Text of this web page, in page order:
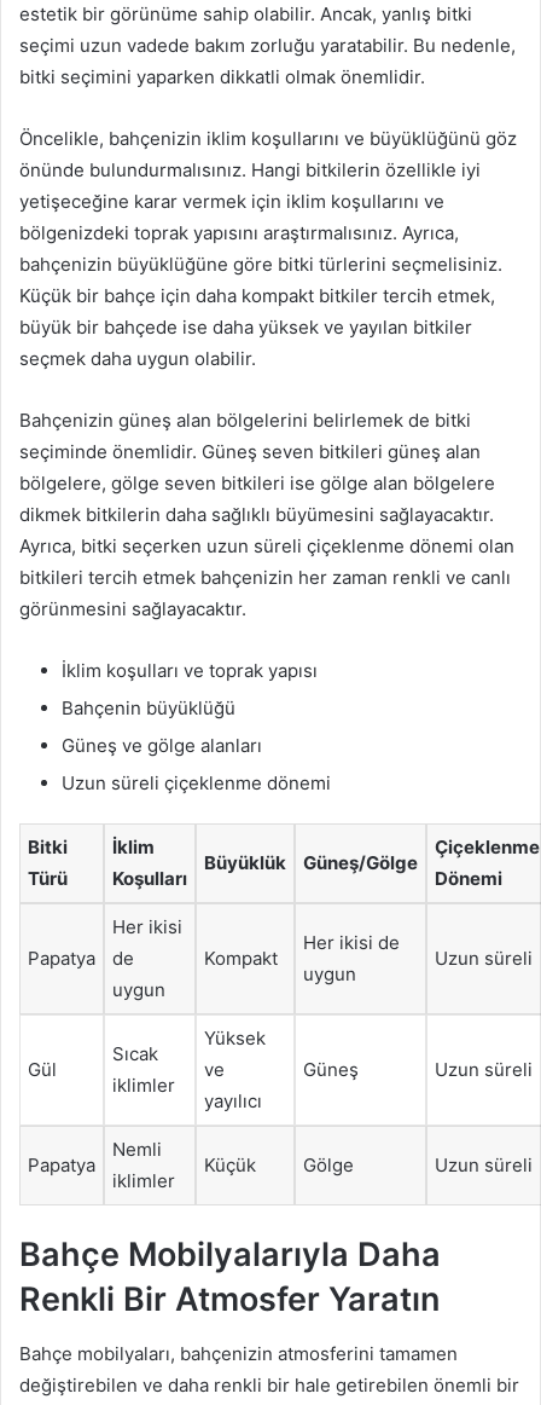
estetik bir görünüme sahip olabilir. Ancak, yanlış bitki
seçimi uzun vadede bakım zorluğu yaratabilir. Bu nedenle,
bitki seçimini yaparken dikkatli olmak önemlidir.
Öncelikle, bahçenizin iklim koşullarını ve büyüklüğünü göz
önünde bulundurmalısınız. Hangi bitkilerin özellikle iyi
yetişeceğine karar vermek için iklim koşullarını ve
bölgenizdeki toprak yapısını araştırmalısınız. Ayrıca,
bahçenizin büyüklüğüne göre bitki türlerini seçmelisiniz.
Küçük bir bahçe için daha kompakt bitkiler tercih etmek,
büyük bir bahçede ise daha yüksek ve yayılan bitkiler
seçmek daha uygun olabilir.
Bahçenizin güneş alan bölgelerini belirlemek de bitki
seçiminde önemlidir. Güneş seven bitkileri güneş alan
bölgelere, gölge seven bitkileri ise gölge alan bölgelere
dikmek bitkilerin daha sağlıklı büyümesini sağlayacaktır.
Ayrıca, bitki seçerken uzun süreli çiçeklenme dönemi olan
bitkileri tercih etmek bahçenizin her zaman renkli ve canlı
görünmesini sağlayacaktır.
İklim koşulları ve toprak yapısı
Bahçenin büyüklüğü
Güneş ve gölge alanları
Uzun süreli çiçeklenme dönemi
Bitki
Türü
İklim
Koşulları
Büyüklük Güneş/Gölge
Çiçeklenme
Dönemi
Papatya
Her ikisi
de
uygun
Kompakt
Her ikisi de
uygun
Uzun süreli
Gül
Sıcak
iklimler
Yüksek
ve
yayılıcı
Güneş Uzun süreli
Papatya
Nemli
iklimler
Küçük Gölge Uzun süreli
Bahçe Mobilyalarıyla Daha
Renkli Bir Atmosfer Yaratın
Bahçe mobilyaları, bahçenizin atmosferini tamamen
değiştirebilen ve daha renkli bir hale getirebilen önemli bir